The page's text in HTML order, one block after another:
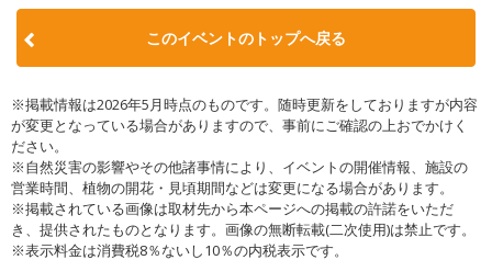
このイベントのトップへ戻る
※掲載情報は2026年5月時点のものです。随時更新をしておりますが内容
が変更となっている場合がありますので、事前にご確認の上おでかけく
ださい。
※自然災害の影響やその他諸事情により、イベントの開催情報、施設の
営業時間、植物の開花・見頃期間などは変更になる場合があります。
※掲載されている画像は取材先から本ページへの掲載の許諾をいただ
き、提供されたものとなります。画像の無断転載(二次使用)は禁止です。
※表示料金は消費税8％ないし10％の内税表示です。